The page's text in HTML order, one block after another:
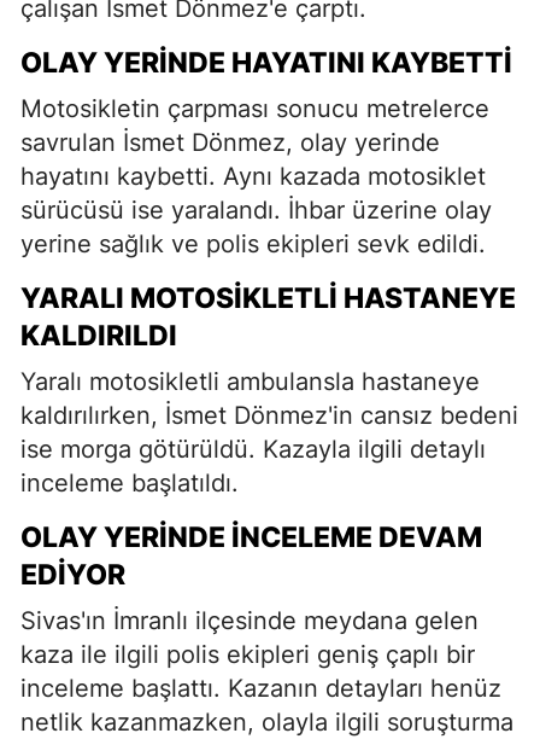
çalışan İsmet Dönmez'e çarptı.
OLAY YERINDE HAYATINI KAYBETTI
Motosikletin çarpması sonucu metrelerce
savrulan İsmet Dönmez, olay yerinde
hayatını kaybetti. Aynı kazada motosiklet
sürücüsü ise yaralandı. İhbar üzerine olay
yerine sağlık ve polis ekipleri sevk edildi.
YARALI MOTOSIKLETLI HASTANEYE
KALDIRILDI
Yaralı motosikletli ambulansla hastaneye
kaldırılırken, İsmet Dönmez'in cansız bedeni
ise morga götürüldü. Kazayla ilgili detaylı
inceleme başlatıldı.
OLAY YERINDE İNCELEME DEVAM
EDIYOR
Sivas'ın İmranlı ilçesinde meydana gelen
kaza ile ilgili polis ekipleri geniş çaplı bir
inceleme başlattı. Kazanın detayları henüz
netlik kazanmazken, olayla ilgili soruşturma